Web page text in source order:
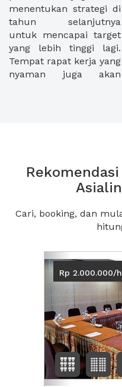
menentukan strategi di
tahun selanjutnya
untuk mencapai target
yang lebih tinggi lagi.
Tempat rapat kerja yang
nyaman juga akan
yang cukup panjang.
Sehingga makanan akan
menjadi teman yang
baik selama rapat kerja
Cari, booking, dan
Previous
Rp 2.000.000/